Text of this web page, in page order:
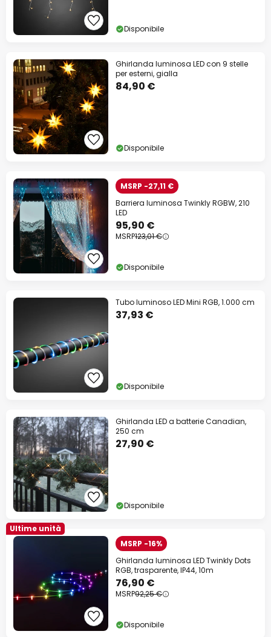
Disponibile
Ghirlanda luminosa LED con 9 stelle
per esterni, gialla
84,90 €
Disponibile
MSRP -27,11 €
Barriera luminosa Twinkly RGBW, 210
LED
95,90 €
MSRP123,01 €
Disponibile
Tubo luminoso LED Mini RGB, 1.000 cm
37,93 €
Disponibile
Ghirlanda LED a batterie Canadian,
250 cm
27,90 €
Disponibile
Ultime unità
MSRP -16%
Ghirlanda luminosa LED Twinkly Dots
RGB, trasparente, IP44, 10m
76,90 €
MSRP92,25 €
Disponibile